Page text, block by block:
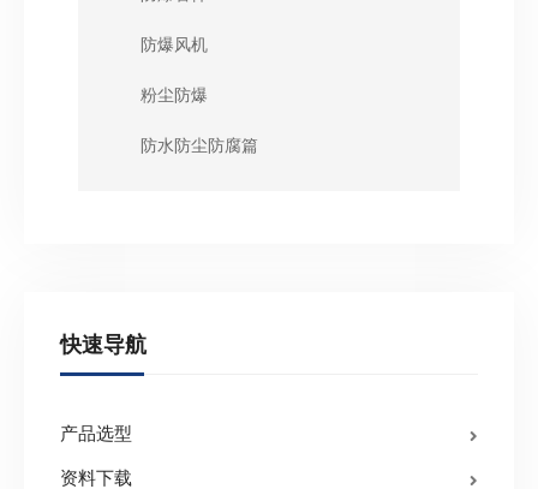
防爆风机
粉尘防爆
防水防尘防腐篇
快速导航
产品选型
资料下载